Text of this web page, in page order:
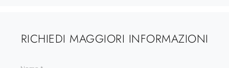
RICHIEDI MAGGIORI INFORMAZIONI